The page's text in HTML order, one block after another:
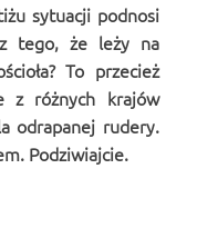
sytuacji podnosi
tego, że leży na
To przecież
z różnych krajów
odrapanej rudery.
Podziwiajcie.